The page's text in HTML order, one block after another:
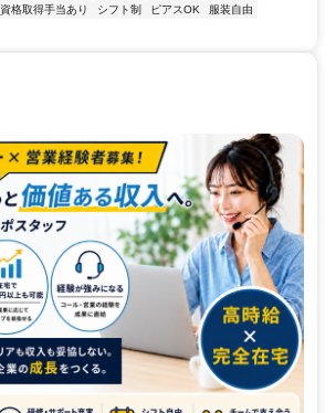
資格取得手当あり シフト制 ピアスOK
服装自由